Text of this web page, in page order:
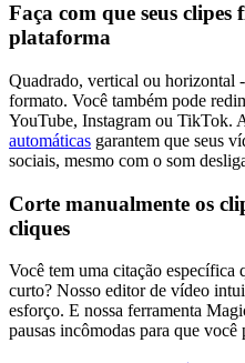
Faça com que seus
plataforma
Quadrado, vertical ou horizontal
formato. Você também pode
YouTube, Instagram ou TikTok.
automáticas garantem que seus
sociais, mesmo com o som
Corte manualmente os
cliques
Você tem uma citação
curto? Nosso editor de vídeo
esforço. E nossa ferramenta
pausas incômodas para que